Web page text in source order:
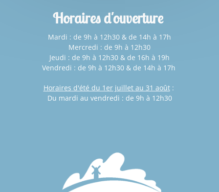
Horaires d'ouverture
Mardi : de 9h à 12h30 & de 14h à 17h
Mercredi : de 9h à 12h30
Jeudi : de 9h à 12h30 & de 16h à 19h
Vendredi : de 9h à 12h30 & de 14h à 17h
Horaires d'été du 1er juillet au 31 août:
Du mardi au vendredi : de 9h à 12h30